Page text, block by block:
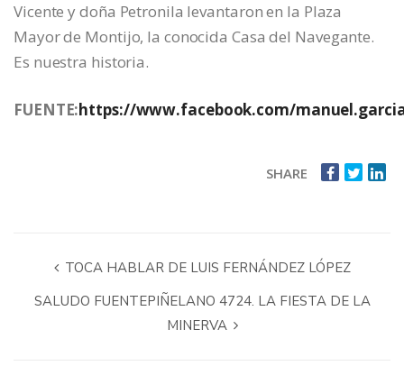
Vicente y doña Petronila levantaron en la Plaza
Mayor de Montijo, la conocida Casa del Navegante.
Es nuestra historia.
FUENTE:https://www.facebook.com/
SHARE
TOCA HABLAR DE LUIS FERNÁNDEZ LÓPEZ
SALUDO FUENTEPIÑELANO 4724. LA FIESTA DE LA
MINERVA